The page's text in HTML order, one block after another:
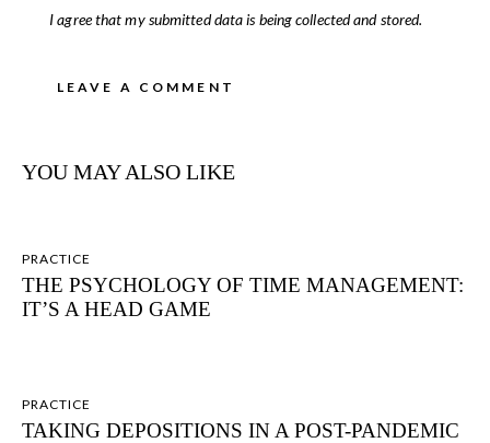
I agree that my submitted data is being collected and stored.
YOU MAY ALSO LIKE
PRACTICE
THE PSYCHOLOGY OF TIME MANAGEMENT:
IT’S A HEAD GAME
PRACTICE
TAKING DEPOSITIONS IN A POST-PANDEMIC